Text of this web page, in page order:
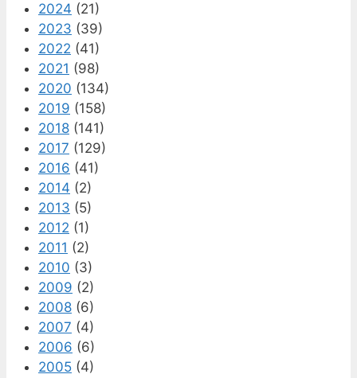
2024 (21)
2023 (39)
2022 (41)
2021 (98)
2020 (134)
2019 (158)
2018 (141)
2017 (129)
2016 (41)
2014 (2)
2013 (5)
2012 (1)
2011 (2)
2010 (3)
2009 (2)
2008 (6)
2007 (4)
2006 (6)
2005 (4)